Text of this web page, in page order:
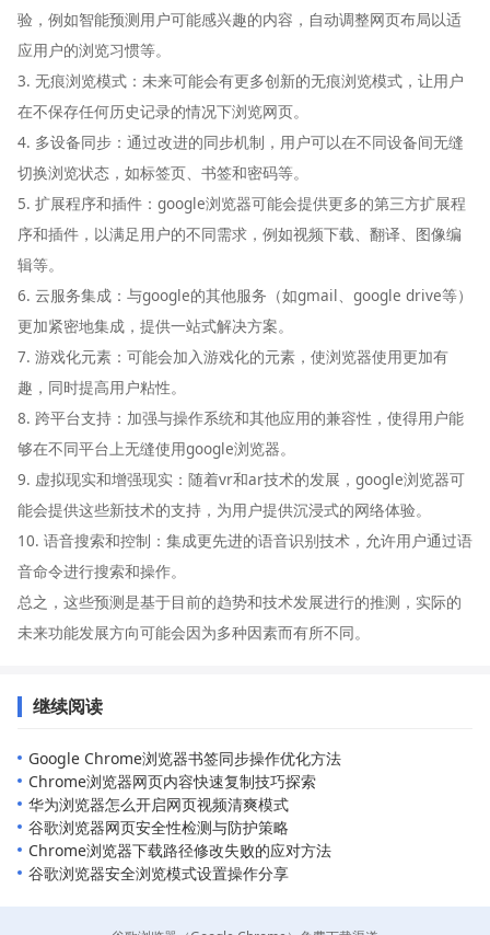
验，例如智能预测用户可能感兴趣的内容，自动调整网页布局以适
应用户的浏览习惯等。
3. 无痕浏览模式：未来可能会有更多创新的无痕浏览模式，让用户
在不保存任何历史记录的情况下浏览网页。
4. 多设备同步：通过改进的同步机制，用户可以在不同设备间无缝
切换浏览状态，如标签页、书签和密码等。
5. 扩展程序和插件：google浏览器可能会提供更多的第三方扩展程
序和插件，以满足用户的不同需求，例如视频下载、翻译、图像编
辑等。
6. 云服务集成：与google的其他服务（如gmail、google drive等）
更加紧密地集成，提供一站式解决方案。
7. 游戏化元素：可能会加入游戏化的元素，使浏览器使用更加有
趣，同时提高用户粘性。
8. 跨平台支持：加强与操作系统和其他应用的兼容性，使得用户能
够在不同平台上无缝使用google浏览器。
9. 虚拟现实和增强现实：随着vr和ar技术的发展，google浏览器可
能会提供这些新技术的支持，为用户提供沉浸式的网络体验。
10. 语音搜索和控制：集成更先进的语音识别技术，允许用户通过语
音命令进行搜索和操作。
总之，这些预测是基于目前的趋势和技术发展进行的推测，实际的
未来功能发展方向可能会因为多种因素而有所不同。
继续阅读
Google Chrome浏览器书签同步操作优化方法
Chrome浏览器网页内容快速复制技巧探索
华为浏览器怎么开启网页视频清爽模式
谷歌浏览器网页安全性检测与防护策略
Chrome浏览器下载路径修改失败的应对方法
谷歌浏览器安全浏览模式设置操作分享